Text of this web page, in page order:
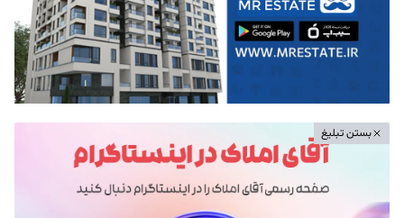
بستن تبلیغ